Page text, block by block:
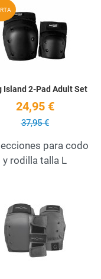
Island 2-Pad Adult Set
24,95 €
37,95 €
para codo
y rodilla talla L